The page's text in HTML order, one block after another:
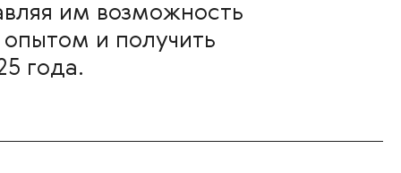
им возможность
и получить
года.